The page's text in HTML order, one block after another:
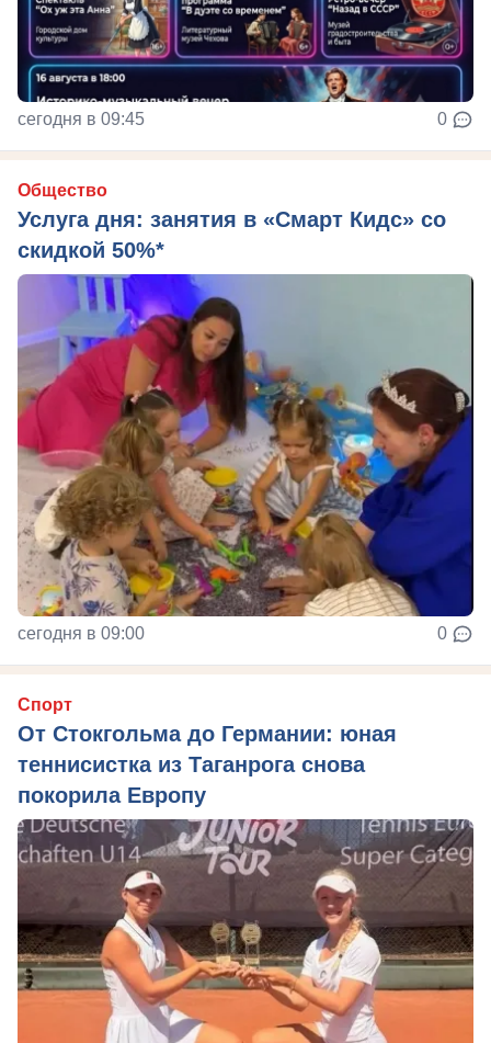
сегодня в 09:45 0
Общество
Услуга дня: занятия в «Смарт Кидс» со
скидкой 50%*
сегодня в 09:00 0
Спорт
От Стокгольма до Германии: юная
теннисистка из Таганрога снова
покорила Европу